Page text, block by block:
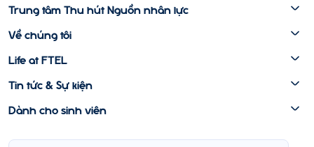
Trung tâm Thu hút Nguồn nhân lực
Về chúng tôi
Life at FTEL
Tin tức & Sự kiện
Dành cho sinh viên